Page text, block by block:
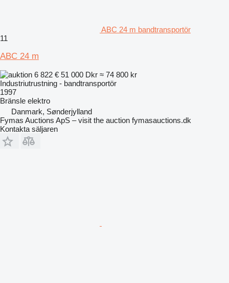
ABC 24 m bandtransportör
11
ABC 24 m
6 822 € 51 000 Dkr ≈ 74 800 kr
Industriutrustning - bandtransportör
1997
Bränsle elektro
Danmark, Sønderjylland
Fymas Auctions ApS – visit the auction fymasauctions.dk
Kontakta säljaren